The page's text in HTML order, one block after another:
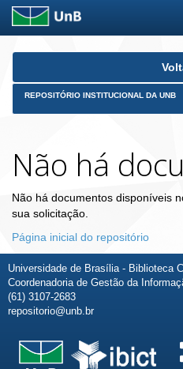
Skip
REPOSITÓRIO INSTITUCIONAL DA UNB
Não há
Não há documentos disponíveis
sua solicitação.
Página inicial do repositório
Universidade de Brasília - Biblioteca
Coordenadoria de Gestão da
(61) 3107-2683
repositorio@unb.br